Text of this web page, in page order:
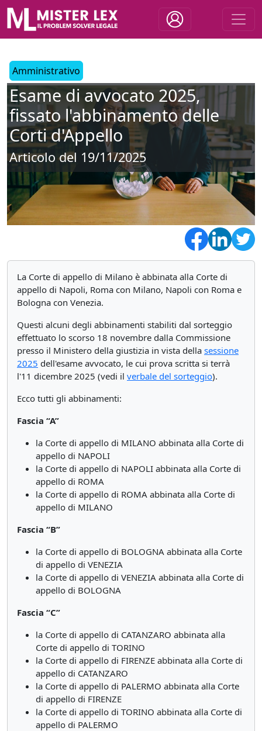
Amministrativo
Esame di avvocato 2025,
fissato l'abbinamento delle
Corti d'Appello
Articolo del 19/11/2025
La Corte di appello di Milano è abbinata alla Corte di
appello di Napoli, Roma con Milano, Napoli con Roma e
Bologna con Venezia.
Questi alcuni degli abbinamenti stabiliti dal sorteggio
effettuato lo scorso 18 novembre dalla Commissione
presso il Ministero della giustizia in vista della sessione
2025 dell'esame avvocato, le cui prova scritta si terrà
l'11 dicembre 2025 (vedi il verbale del sorteggio).
Ecco tutti gli abbinamenti:
Fascia “A”
la Corte di appello di MILANO abbinata alla Corte di
appello di NAPOLI
la Corte di appello di NAPOLI abbinata alla Corte di
appello di ROMA
la Corte di appello di ROMA abbinata alla Corte di
appello di MILANO
Fascia “B”
la Corte di appello di BOLOGNA abbinata alla Corte
di appello di VENEZIA
la Corte di appello di VENEZIA abbinata alla Corte di
appello di BOLOGNA
Fascia “C”
la Corte di appello di CATANZARO abbinata alla
Corte di appello di TORINO
la Corte di appello di FIRENZE abbinata alla Corte di
appello di CATANZARO
la Corte di appello di PALERMO abbinata alla Corte
di appello di FIRENZE
la Corte di appello di TORINO abbinata alla Corte di
appello di PALERMO